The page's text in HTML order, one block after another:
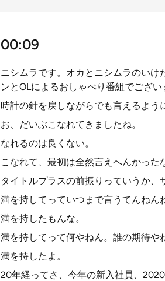
00:09
ニシムラです。オカとニシムラのい
ンとOLによるおしゃべり番組でござい
時計の針を戻しながらでも言えるよう
お、だいぶこなれてきましたね。
なれるのは良くない。
こなれて、最初は全然言えへんかった
タイトルプラスの前振りっていうか
満を持してっていつまで言うてんねん
満を持したもんな。
満を持してって何やねん。誰の期待や
満を持したよ。
20年経ってさ、今年の新入社員、